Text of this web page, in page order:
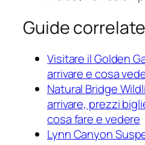
Guide
Visitare il Golden
arrivare e cosa
Natural Bridge
arrivare, prezzi
cosa fare e vedere
Lynn Canyon